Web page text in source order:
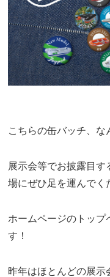
こちらの缶バッチ、な
展示会等でお披露目
場にぜひ足を運んでく
ホームページのトップ
す！
昨年はほとんどの展